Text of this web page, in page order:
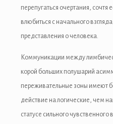
перепугаться очертания, сочтя
влюбиться с начального
представления о человека.
Коммуникации между
корой больших полушарий
переживательные зоны имеют
действие на логические, чем
статусе сильного чувственного